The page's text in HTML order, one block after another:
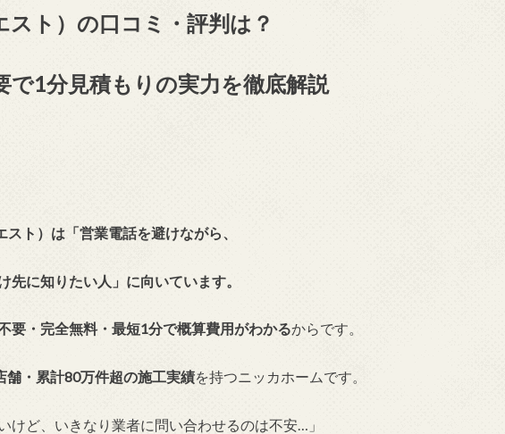
スト）の口コミ・評判は？
で1分見積もりの実力を徹底解説
スト）は「営業電話を避けながら、
先に知りたい人」に向いています。
要・完全無料・最短1分で概算費用がわかるからです。
舗・累計80万件超の施工実績を持つニッカホームです。
けど、いきなり業者に問い合わせるのは不安…」